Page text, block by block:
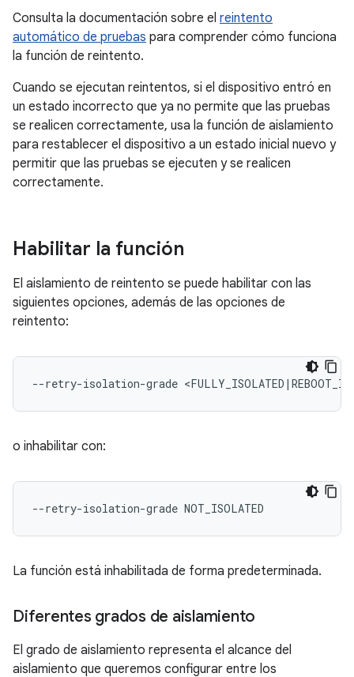
Consulta la documentación sobre el reintento
automático de pruebas para comprender cómo funciona
la función de reintento.
Cuando se ejecutan reintentos, si el dispositivo entró en
un estado incorrecto que ya no permite que las pruebas
se realicen correctamente, usa la función de aislamiento
para restablecer el dispositivo a un estado inicial nuevo y
permitir que las pruebas se ejecuten y se realicen
correctamente.
Habilitar la función
El aislamiento de reintento se puede habilitar con las
siguientes opciones, además de las opciones de
reintento:
--retry-isolation-grade <FULLY_ISOLATED |
o inhabilitar con:
--retry-isolation-grade
La función está inhabilitada de forma predeterminada.
Diferentes grados de aislamiento
El grado de aislamiento representa el alcance del
aislamiento que queremos configurar entre los